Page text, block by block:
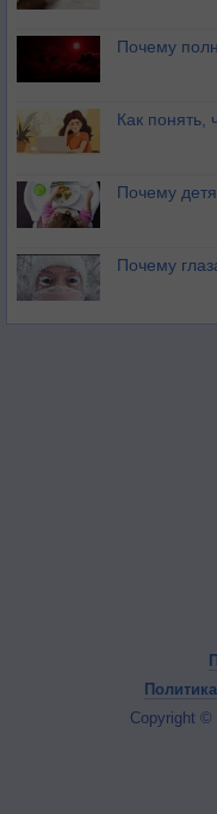
Почему
Как понять,
Почему
Почему
Copyright ©